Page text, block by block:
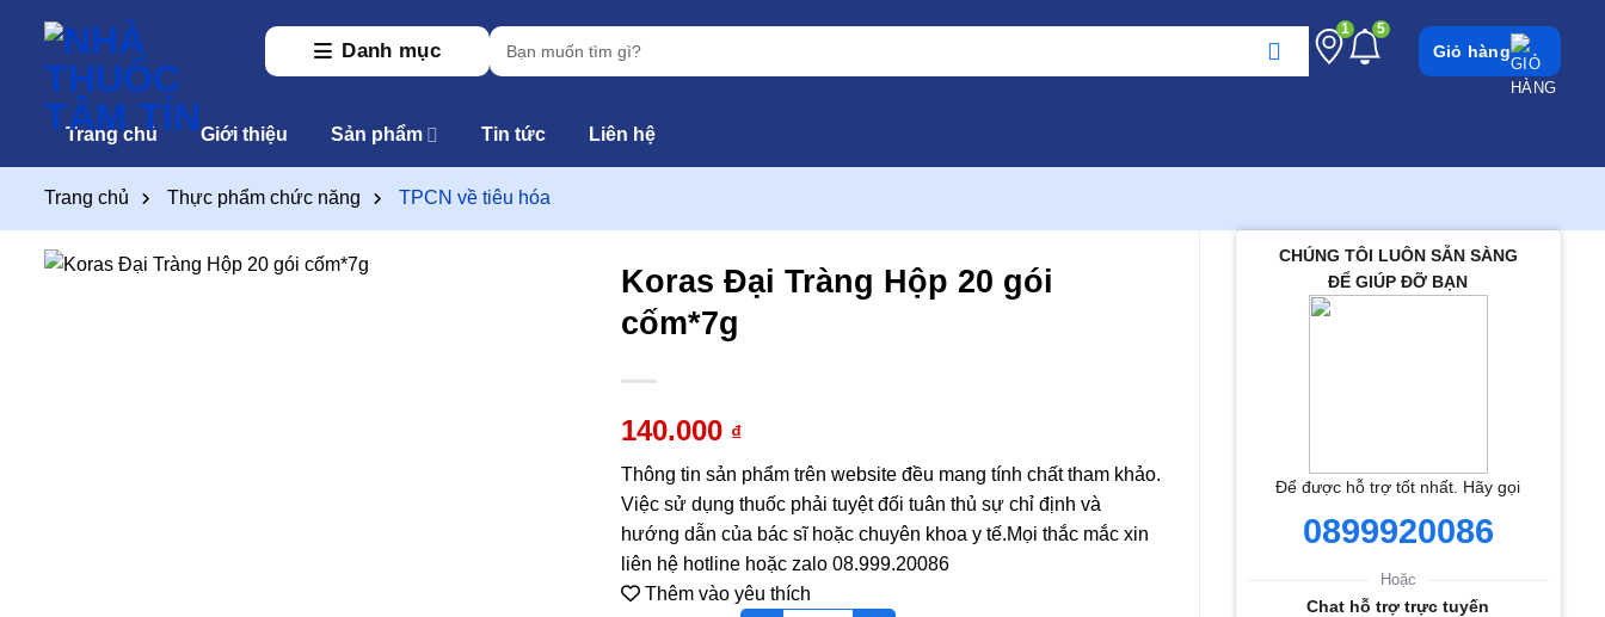
content
Danh mục
Tìm
kiếm:
1 5
Giỏ hàng
Trang chủ Giới thiệu Sản phẩm Tin tức Liên hệ
Trang chủ Thực phẩm chức năng TPCN về tiêu hóa
CHÚNG TÔI LUÔN SẴN SÀNG
ĐỂ GIÚP ĐỠ BẠN
Để được hỗ trợ tốt nhất. Hãy gọi
0899920086
Hoặc
Chat hỗ trợ trực tuyến
Koras Đại Tràng Hộp 20 gói
cốm*7g
140.000 ₫
Thông tin sản phẩm trên website đều mang tính chất tham khảo.
Việc sử dụng thuốc phải tuyệt đối tuân thủ sự chỉ định và
hướng dẫn của bác sĩ hoặc chuyên khoa y tế.Mọi thắc mắc xin
liên hệ hotline hoặc zalo 08.999.20086
Thêm vào yêu thích